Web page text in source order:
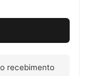
recebimento